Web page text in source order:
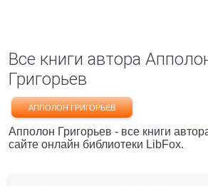
Все книги автора
Григорьев
АППОЛОН ГРИГОРЬЕВ
Апполон Григорьев - все книги
сайте онлайн библиотеки LibFox.